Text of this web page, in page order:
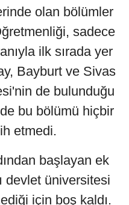
olan bölümler
sadece
ilk sırada yer
Bayburt ve Sivas
de bulunduğu
bu bölümü hiçbir
etmedi.
başlayan ek
devlet üniversitesi
için boş kaldı.